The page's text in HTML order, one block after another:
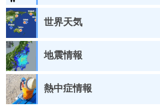
世界天気
地震情報
熱中症情報